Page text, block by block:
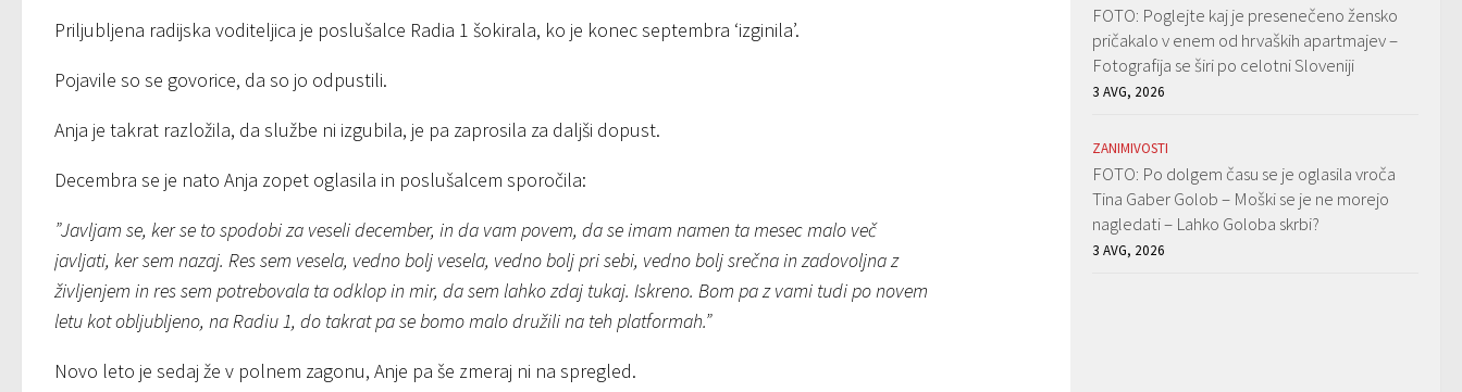
Priljubljena radijska voditeljica je poslušalce Radia 1 šokirala, ko je konec septembra ‘izginila’.
Pojavile so se govorice, da so jo odpustili.
Anja je takrat razložila, da službe ni izgubila, je pa zaprosila za daljši dopust.
Decembra se je nato Anja zopet oglasila in poslušalcem sporočila:
”Javljam se, ker se to spodobi za veseli december, in da vam povem, da se imam namen ta mesec malo več
javljati, ker sem nazaj. Res sem vesela, vedno bolj vesela, vedno bolj pri sebi, vedno bolj srečna in zadovoljna z
življenjem in res sem potrebovala ta odklop in mir, da sem lahko zdaj tukaj. Iskreno. Bom pa z vami tudi po novem
letu kot obljubljeno, na Radiu 1, do takrat pa se bomo malo družili na teh platformah.”
Novo leto je sedaj že v polnem zagonu, Anje pa še zmeraj ni na spregled.
FOTO: Poglejte kaj je presenečeno žensko
pričakalo v enem od hrvaških apartmajev –
Fotografija se širi po celotni Sloveniji
3 AVG, 2026
ZANIMIVOSTI
FOTO: Po dolgem času se je oglasila vroča
Tina Gaber Golob – Moški se je ne morejo
nagledati – Lahko Goloba skrbi?
3 AVG, 2026